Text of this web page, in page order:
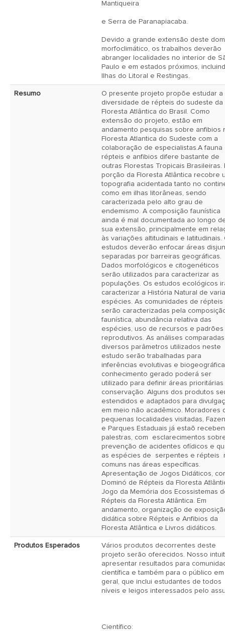
Mantiqueira
e Serra de Paranapiacaba.
Devido a grande extensão deste
morfoclimático, os trabalhos deverão
abranger localidades no interior de
Paulo e em estados próximos,
Ilhas do Litoral e Restingas.
Resumo
O presente projeto propõe estudar a
diversidade de répteis do sudeste da
Floresta Atlântica do Brasil. Como
extensão do projeto, estão em
andamento pesquisas sobre anfibios
Floresta Atlantica do Sudeste com a
colaboração de especialistas.A fauna
répteis e anfibios difere bastante de
outras Florestas Tropicais Brasileiras.
porção da Floresta Atlântica recobre
topografia acidentada tanto no
como em ilhas litorâneas, sendo
caracterizada pelo alto grau de
endemismo. A composição faunística
ainda é mal documentada ao longo
sua extensão, principalmente em
às variações altitudinais e latitudinais.
estudos deverão enfocar áreas
separadas por barreiras geográficas.
Dados morfológicos e citogenéticos
serão utilizados para caracterizar as
populações. Os estudos ecológicos
caracterizar a História Natural de
espécies. As comunidades de répteis
serão caracterizadas pela
faunística, abundância relativa das
espécies, uso de recursos e padrões
reprodutivos. As análises
diversos parâmetros utilizados neste
estudo serão trabalhadas para
inferências evolutivas e
conhecimento gerado poderá ser
utilizado para definir áreas prioritárias
conservação. Alguns dos produtos
estendidos e adaptados para
em meio não acadêmico. Moradores
pequenas localidades visitadas,
e Parques Estaduais já estaõ
palestras, com  esclarecimentos
prevenção de acidentes ofídicos e
as espécies de  serpentes e répteis
comuns nas áreas específicas.
Apresentação de Jogos Didáticos,
Dominó de Répteis da Floresta
Jogo da Memória dos Ecossistemas
Répteis da Floresta Atlântica. Em
andamento, organização de
didática sobre Répteis e Anfibios da
Floresta Atlântica e Livros didáticos.
Produtos Esperados
Vários produtos decorrentes deste
projeto serão oferecidos. Nosso
apresentar resultados para
científica e também para o público em
geral, que inclui estudantes de todos
níveis e leigos interessados pelo
Científico: